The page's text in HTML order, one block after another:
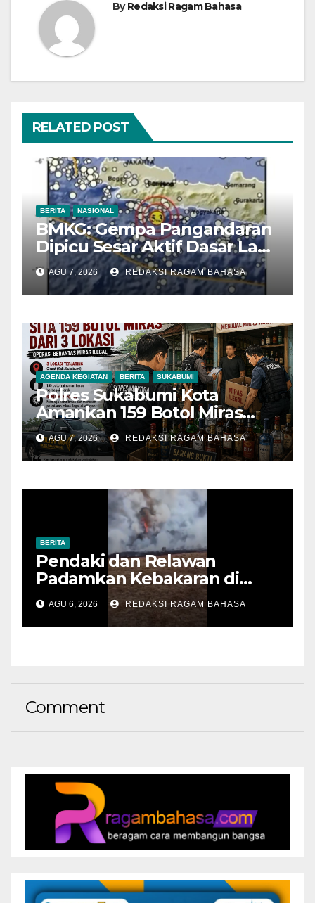
ByRedaksi Ragam Bahasa
RELATED POST
BERITA NASIONAL
BMKG: Gempa Pangandaran
Dipicu Sesar Aktif Dasar Laut,
Getarannya Terasa hingga
Sukabumi
AGU 7, 2026 REDAKSI RAGAM BAHASA
AGENDA KEGIATAN BERITA SUKABUMI
Polres Sukabumi Kota
Amankan 159 Botol Miras
Ilegal dari Tiga Lokasi dalam
Operasi Penyakit Masyarakat
AGU 7, 2026 REDAKSI RAGAM BAHASA
BERITA
Pendaki dan Relawan
Padamkan Kebakaran di
Alun-alun Suryakencana
Sebelum Meluas
AGU 6, 2026 REDAKSI RAGAM BAHASA
Comment